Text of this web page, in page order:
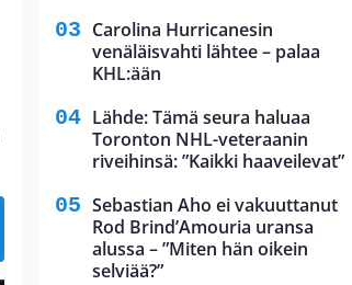
Carolina Hurricanesin
venäläisvahti lähtee – palaa
KHL:ään
Lähde: Tämä seura haluaa
Toronton NHL-veteraanin
riveihinsä: ”Kaikki haaveilevat”
Sebastian Aho ei vakuuttanut
Rod Brind’Amouria uransa
alussa – ”Miten hän oikein
selviää?”